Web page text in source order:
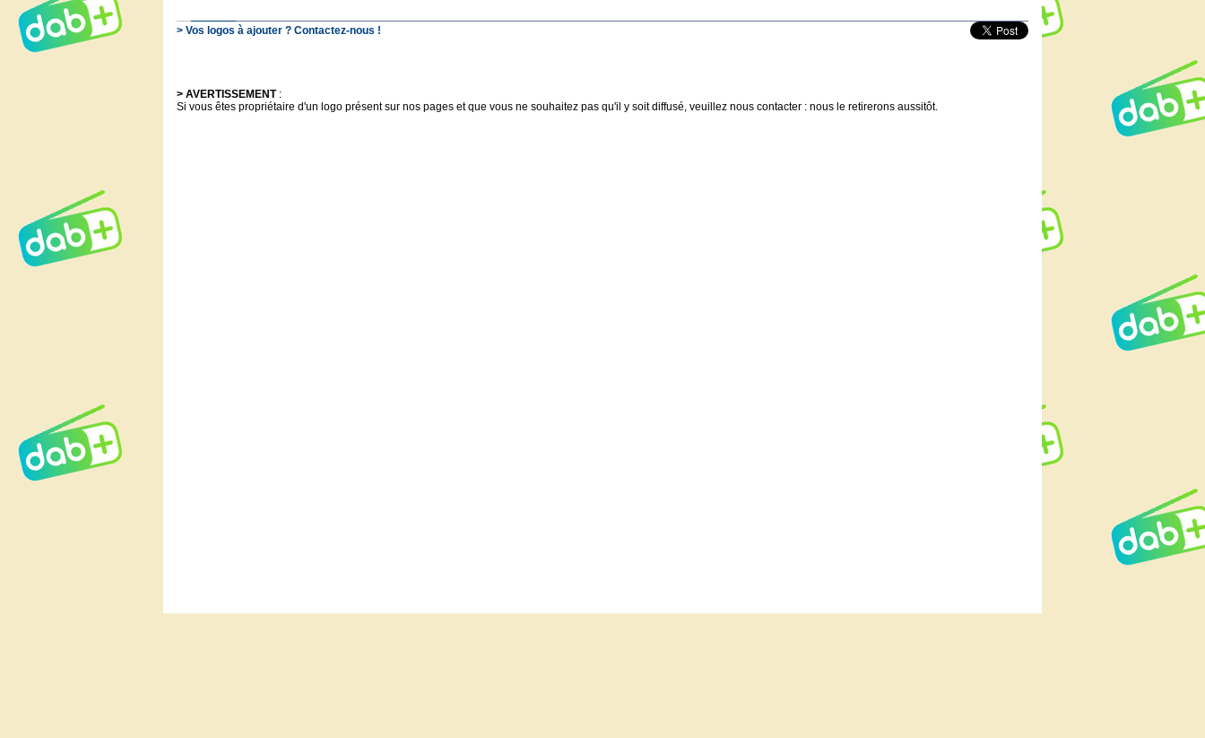
> Vos logos à ajouter ? Contactez-nous !
> AVERTISSEMENT:
Si vous êtes propriétaire d'un logo présent sur nos pages et que vous ne souhaitez pas qu'il y soit diffusé, veuillez nous contacter : nous le retirerons aussitôt.